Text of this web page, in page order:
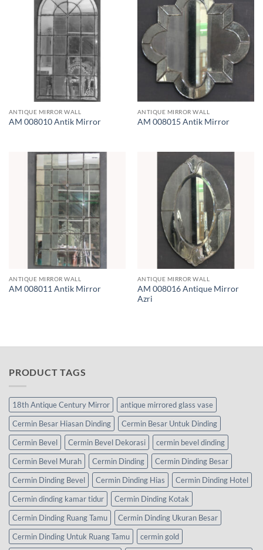
ANTIQUE MIRROR WALL
AM 008010 Antik Mirror
ANTIQUE MIRROR WALL
AM 008015 Antik Mirror
ANTIQUE MIRROR WALL
AM 008011 Antik Mirror
ANTIQUE MIRROR WALL
AM 008016 Antique Mirror
Azri
PRODUCT TAGS
18th Antique Century Mirror
antique mirrored glass vase
Cermin Besar Hiasan Dinding
Cermin Besar Untuk Dinding
Cermin Bevel
Cermin Bevel Dekorasi
cermin bevel dinding
Cermin Bevel Murah
Cermin Dinding
Cermin Dinding Besar
Cermin Dinding Bevel
Cermin Dinding Hias
Cermin Dinding Hotel
Cermin dinding kamar tidur
Cermin Dinding Kotak
Cermin Dinding Ruang Tamu
Cermin Dinding Ukuran Besar
Cermin Dinding Untuk Ruang Tamu
cermin gold